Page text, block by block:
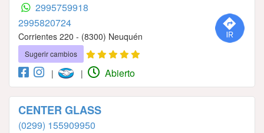
2995759918
2995820724
Corrientes 220 - (8300) Neuquén
Sugerir cambios
| | Abierto
CENTER GLASS
(0299) 155909950